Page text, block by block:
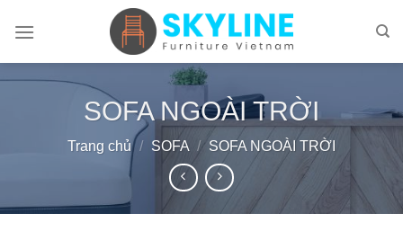
SOFA NGOÀI TRỜI
Trang chủ / SOFA / SOFA NGOÀI TRỜI